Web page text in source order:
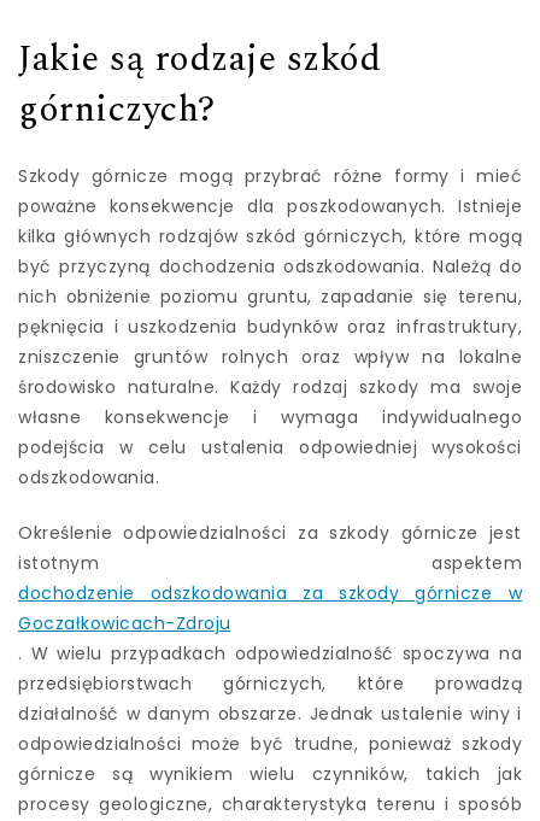
Jakie są rodzaje szkód
górniczych?
Szkody górnicze mogą przybrać różne formy i mieć
poważne konsekwencje dla poszkodowanych. Istnieje
kilka głównych rodzajów szkód górniczych, które mogą
być przyczyną dochodzenia odszkodowania. Należą do
nich obniżenie poziomu gruntu, zapadanie się terenu,
pęknięcia i uszkodzenia budynków oraz infrastruktury,
zniszczenie gruntów rolnych oraz wpływ na lokalne
środowisko naturalne. Każdy rodzaj szkody ma swoje
własne konsekwencje i wymaga indywidualnego
podejścia w celu ustalenia odpowiedniej wysokości
odszkodowania.
Określenie odpowiedzialności za szkody górnicze jest
istotnym aspektem
dochodzenie odszkodowania za szkody górnicze w
Goczałkowicach-Zdroju
. W wielu przypadkach odpowiedzialność spoczywa na
przedsiębiorstwach górniczych, które prowadzą
działalność w danym obszarze. Jednak ustalenie winy i
odpowiedzialności może być trudne, ponieważ szkody
górnicze są wynikiem wielu czynników, takich jak
procesy geologiczne, charakterystyka terenu i sposób